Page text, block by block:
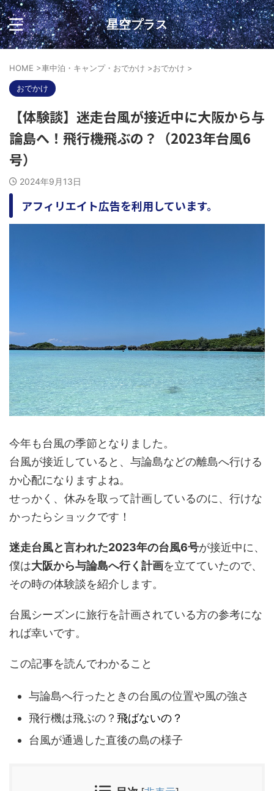
星空プラス
HOME >車中泊・キャンプ・おでかけ >おでかけ >
おでかけ
【体験談】迷走台風が接近中に大阪から与
論島へ！飛行機飛ぶの？（2023年台風6
号）
2024年9月13日
アフィリエイト広告を利用しています。
今年も台風の季節となりました。
台風が接近していると、与論島などの離島へ行ける
か心配になりますよね。
せっかく、休みを取って計画しているのに、行けな
かったらショックです！
迷走台風と言われた2023年の台風6号が接近中に、
僕は大阪から与論島へ行く計画を立てていたので、
その時の体験談を紹介します。
台風シーズンに旅行を計画されている方の参考にな
れば幸いです。
この記事を読んでわかること
与論島へ行ったときの台風の位置や風の強さ
飛行機は飛ぶの？ 飛ばないの？
台風が通過した直後の島の様子